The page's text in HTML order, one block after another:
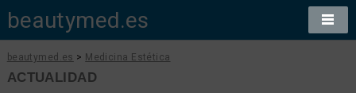
beautymed.es
beautymed.es > Medicina Estética
ACTUALIDAD